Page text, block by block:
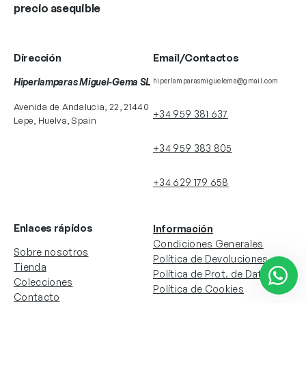
precio asequible
Dirección
Hiperlamparas Miguel-Gema SL
Avenida de Andalucia, 22, 21440
Lepe, Huelva, Spain
Email/Contactos
hiperlamparasmiguelema@gmail.com
+34 959 381 637
+34 959 383 805
+34 629 179 658
Enlaces rápidos
Sobre nosotros
Tienda
Colecciones
Contacto
Información
Condiciones Generales
Política de Devoluciones
Política de Prot. de Datos
Política de Cookies